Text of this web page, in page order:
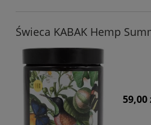
Świeca KABAK Hemp
59,00